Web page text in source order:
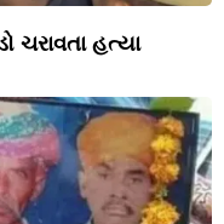
ચરાવતા હત્યા